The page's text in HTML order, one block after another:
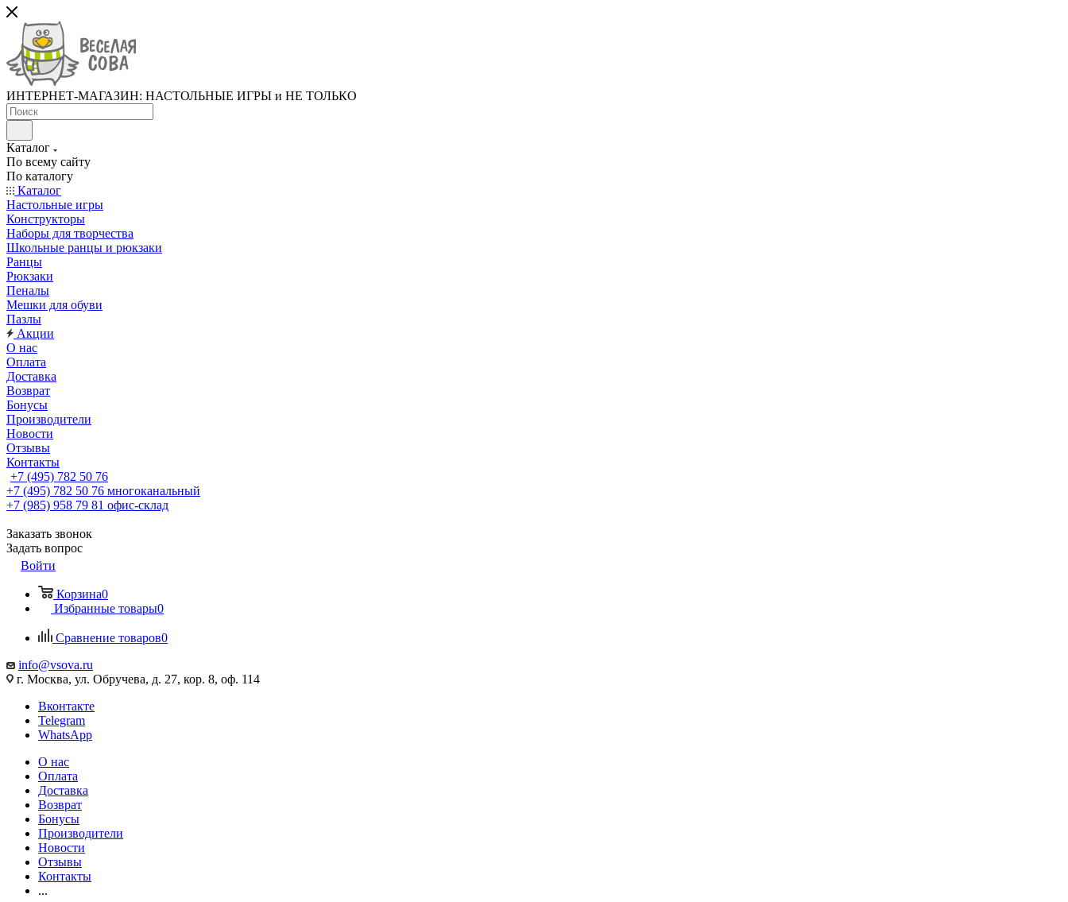
ИНТЕРНЕТ-МАГАЗИН: НАСТОЛЬНЫЕ ИГРЫ и НЕ ТОЛЬКО
Каталог
По всему сайту
По каталогу
Каталог
Настольные игры
Конструкторы
Наборы для творчества
Школьные ранцы и рюкзаки
Ранцы
Рюкзаки
Пеналы
Мешки для обуви
Пазлы
Акции
О нас
Оплата
Доставка
Возврат
Бонусы
Производители
Новости
Отзывы
Контакты
+7 (495) 782 50 76
+7 (495) 782 50 76 многоканальный
+7 (985) 958 79 81 офис-склад
Заказать звонок
Задать вопрос
Войти
Корзина0
Избранные товары0
Сравнение товаров0
info@vsova.ru
г. Москва, ул. Обручева, д. 27, кор. 8, оф. 114
Вконтакте
Telegram
WhatsApp
О нас
Оплата
Доставка
Возврат
Бонусы
Производители
Новости
Отзывы
Контакты
...